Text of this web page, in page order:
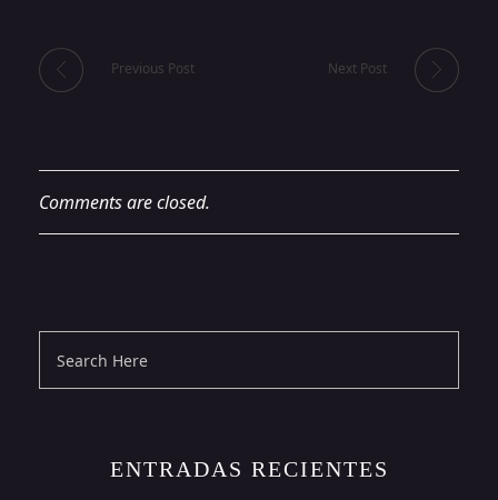
Previous Post Next Post
Comments are closed.
ENTRADAS RECIENTES